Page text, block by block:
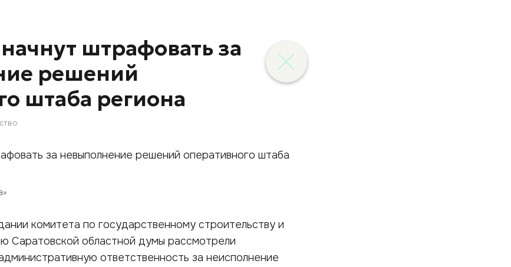
штрафовать за
решений
штаба региона
комитета по государственному строительству и
Саратовской областной думы рассмотрели
ответственность за неисполнение